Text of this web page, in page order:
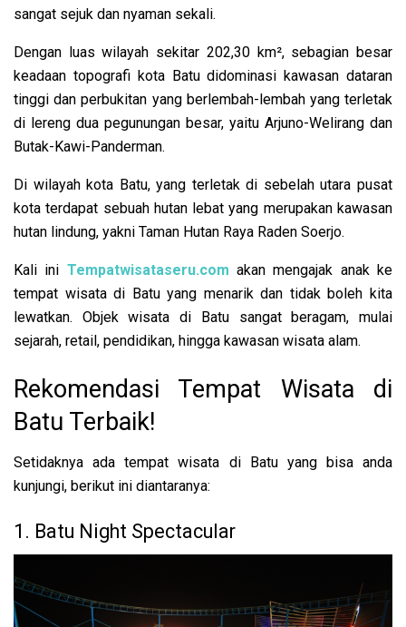
sangat sejuk dan nyaman sekali.
Dengan luas wilayah sekitar 202,30 km², sebagian besar
keadaan topografi kota Batu didominasi kawasan dataran
tinggi dan perbukitan yang berlembah-lembah yang terletak
di lereng dua pegunungan besar, yaitu Arjuno-Welirang dan
Butak-Kawi-Panderman.
Di wilayah kota Batu, yang terletak di sebelah utara pusat
kota terdapat sebuah hutan lebat yang merupakan kawasan
hutan lindung, yakni Taman Hutan Raya Raden Soerjo.
Kali ini Tempatwisataseru.com akan mengajak anak ke
tempat wisata di Batu yang menarik dan tidak boleh kita
lewatkan. Objek wisata di Batu sangat beragam, mulai
sejarah, retail, pendidikan, hingga kawasan wisata alam.
Rekomendasi Tempat Wisata di
Batu Terbaik!
Setidaknya ada tempat wisata di Batu yang bisa anda
kunjungi, berikut ini diantaranya:
1. Batu Night Spectacular